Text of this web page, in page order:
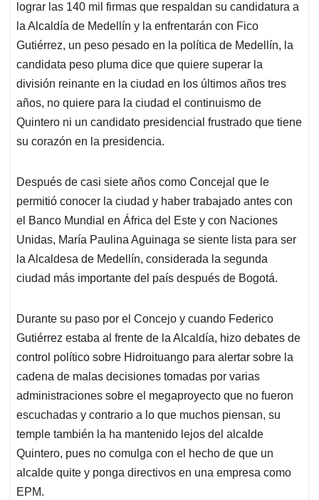
lograr las 140 mil firmas que respaldan su candidatura a
la Alcaldía de Medellín y la enfrentarán con Fico
Gutiérrez, un peso pesado en la política de Medellín, la
candidata peso pluma dice que quiere superar la
división reinante en la ciudad en los últimos años tres
años, no quiere para la ciudad el continuismo de
Quintero ni un candidato presidencial frustrado que tiene
su corazón en la presidencia.
Después de casi siete años como Concejal que le
permitió conocer la ciudad y haber trabajado antes con
el Banco Mundial en África del Este y con Naciones
Unidas, María Paulina Aguinaga se siente lista para ser
la Alcaldesa de Medellín, considerada la segunda
ciudad más importante del país después de Bogotá.
Durante su paso por el Concejo y cuando Federico
Gutiérrez estaba al frente de la Alcaldía, hizo debates de
control político sobre Hidroituango para alertar sobre la
cadena de malas decisiones tomadas por varias
administraciones sobre el megaproyecto que no fueron
escuchadas y contrario a lo que muchos piensan, su
temple también la ha mantenido lejos del alcalde
Quintero, pues no comulga con el hecho de que un
alcalde quite y ponga directivos en una empresa como
EPM.